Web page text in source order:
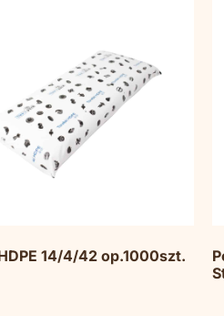
14/4/42 op.1000szt.